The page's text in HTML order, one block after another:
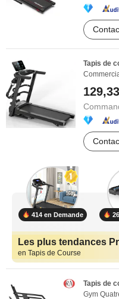
Tapis de
414 en Demande
Les plus tendances
en Tapis de Course
Tapis de
Gym